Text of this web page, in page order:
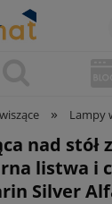
» Lampy
nad stół
listwa i
Silver